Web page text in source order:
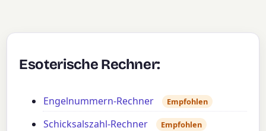
Esoterische Rechner:
Engelnummern-Rechner Empfohlen
Schicksalszahl-Rechner Empfohlen